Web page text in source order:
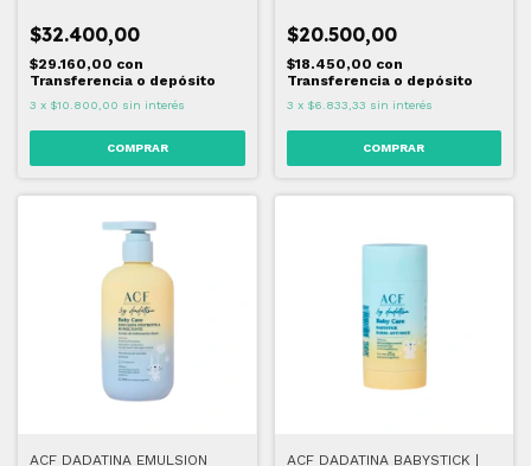
$32.400,00
$29.160,00 con
Transferencia o depósito
3 x $10.800,00 sin interés
$20.500,00
$18.450,00 con
Transferencia o depósito
3 x $6.833,33 sin interés
ACF DADATINA EMULSION
ACF DADATINA BABYSTICK |